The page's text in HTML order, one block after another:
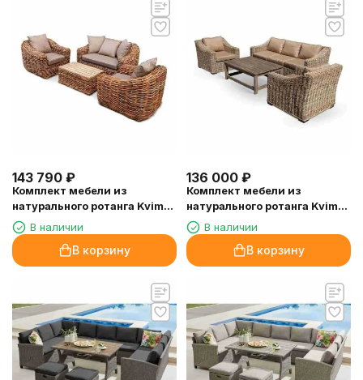
143 790 ₽
Комплект мебели из
натурального ротанга Kvimol
KM-2001
В наличии
В корзину
136 000 ₽
Комплект мебели из
натурального ротанга Kvimol
KM-2003
В наличии
В корзину